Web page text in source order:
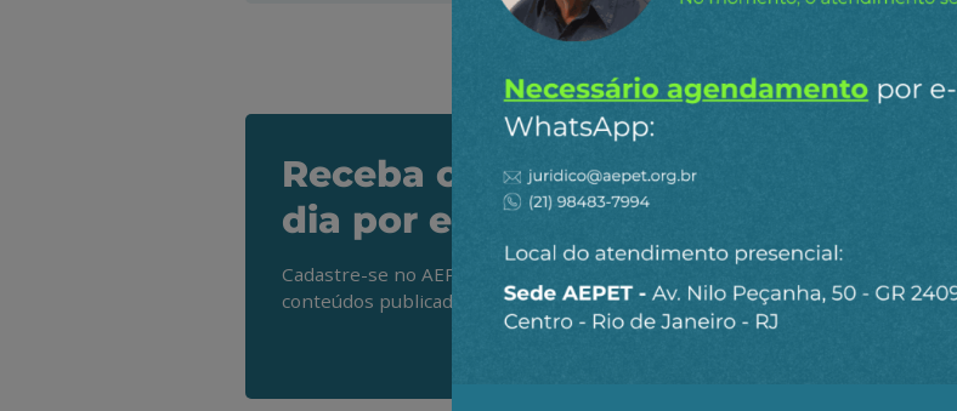
Receba os destaques do
dia por e-mail
Cadastre-se no AEPET Direto para receber os principais
conteúdos publicados em nosso site.